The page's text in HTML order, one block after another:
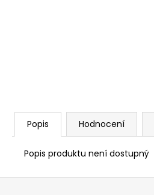
Popis Hodnocení
Popis produktu není dostupný
Z